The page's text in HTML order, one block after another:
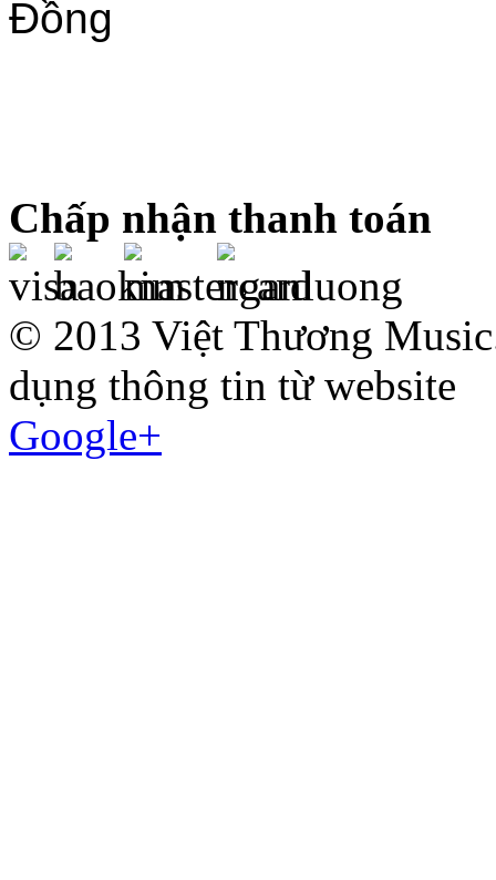
Đồng
Chấp nhận thanh toán
© 2013 Việt Thương
dụng thông tin từ website
Google+